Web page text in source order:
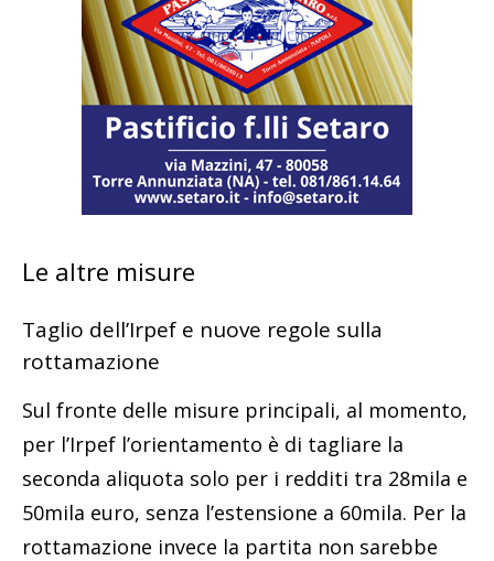
Le altre misure
Taglio dell’Irpef e nuove regole sulla
rottamazione
Sul fronte delle misure principali, al momento,
per l’Irpef l’orientamento è di tagliare la
seconda aliquota solo per i redditi tra 28mila e
50mila euro, senza l’estensione a 60mila. Per la
rottamazione invece la partita non sarebbe